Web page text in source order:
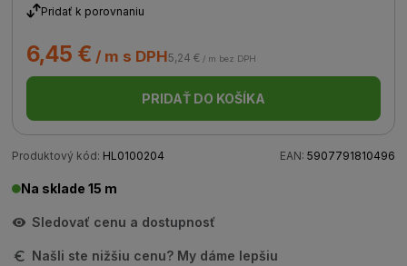
Pridať k porovnaniu
6,45 € / m s DPH5,24 € / m bez DPH
PRIDAŤ DO KOŠÍKA
Produktový kód: HL0100204 EAN: 5907791810496
Na sklade 15 m
Sledovať cenu a dostupnosť
Našli ste nižšiu cenu? My dáme lepšiu